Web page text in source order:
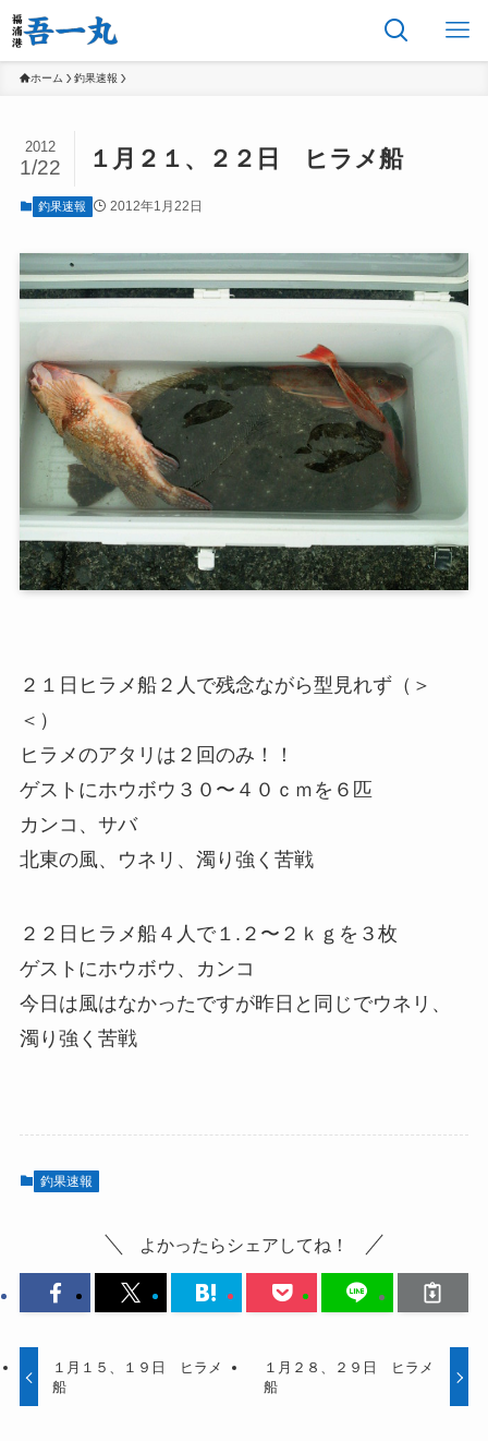
ホーム 釣果速報
１月２１、２２日 ヒラメ船
2012
1/22
釣果速報 2012年1月22日
２１日ヒラメ船２人で残念ながら型見れず（＞
＜）
ヒラメのアタリは２回のみ！！
ゲストにホウボウ３０〜４０ｃｍを６匹
カンコ、サバ
北東の風、ウネリ、濁り強く苦戦
２２日ヒラメ船４人で１.２〜２ｋｇを３枚
ゲストにホウボウ、カンコ
今日は風はなかったですが昨日と同じでウネリ、
濁り強く苦戦
釣果速報
よかったらシェアしてね！
１月１５、１９日 ヒラメ
船
１月２８、２９日 ヒラメ
船